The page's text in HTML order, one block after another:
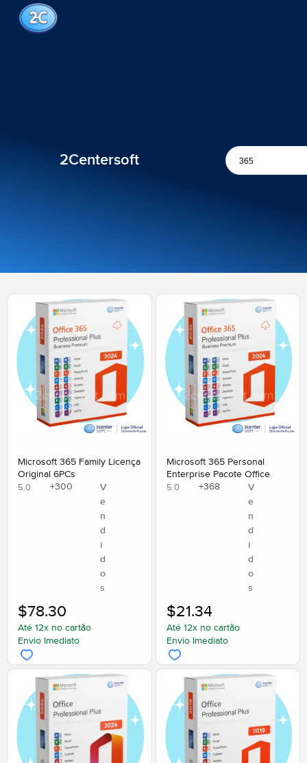
2Centersoft
Microsoft 365 Family Licença
Original 6PCs
5.0 +300
V
e
n
d
i
d
o
s
Até 12x no cartão
Envio Imediato
$78.30
Microsoft 365 Personal
Enterprise Pacote Office
5.0 +368
V
e
n
d
i
d
o
s
Até 12x no cartão
Envio Imediato
$21.34